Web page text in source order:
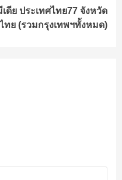
ย ประเทศไทย77 จังหวัด
ย (รวมกรุงเทพฯทั้งหมด)